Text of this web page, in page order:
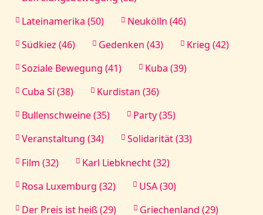
Lateinamerika (50)
Neukölln (46)
Südkiez (46)
Gedenken (43)
Krieg (42)
Soziale Bewegung (41)
Kuba (39)
Cuba Sí (38)
Kurdistan (36)
Bullenschweine (35)
Party (35)
Veranstaltung (34)
Solidarität (33)
Film (32)
Karl Liebknecht (32)
Rosa Luxemburg (32)
USA (30)
Der Preis ist heiß (29)
Griechenland (29)